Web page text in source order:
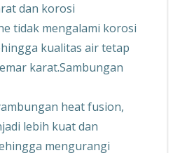
dan korosi
tidak mengalami korosi
kualitas air tetap
karat.Sambungan
heat fusion,
lebih kuat dan
mengurangi